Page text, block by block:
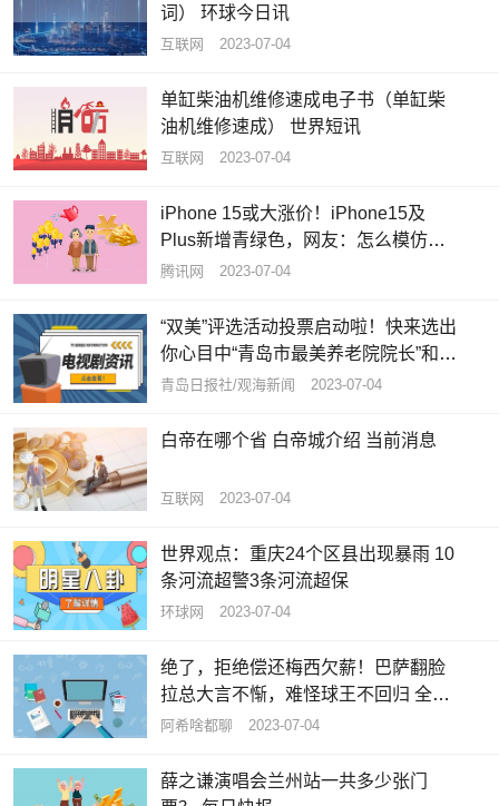
词） 环球今日讯
互联网 2023-07-04
单缸柴油机维修速成电子书（单缸柴
油机维修速成） 世界短讯
互联网 2023-07-04
iPhone 15或大涨价！iPhone15及
Plus新增青绿色，网友：怎么模仿我
的iPhone12呢？ 焦点速读
腾讯网 2023-07-04
“双美”评选活动投票启动啦！快来选出
你心目中“青岛市最美养老院院长”和
“青岛市最美养老护理员”|全球资讯
青岛日报社/观海新闻 2023-07-04
白帝在哪个省 白帝城介绍 当前消息
互联网 2023-07-04
世界观点：重庆24个区县出现暴雨 10
条河流超警3条河流超保
环球网 2023-07-04
绝了，拒绝偿还梅西欠薪！巴萨翻脸
拉总大言不惭，难怪球王不回归 全球
速看料
阿希啥都聊 2023-07-04
薛之谦演唱会兰州站一共多少张门